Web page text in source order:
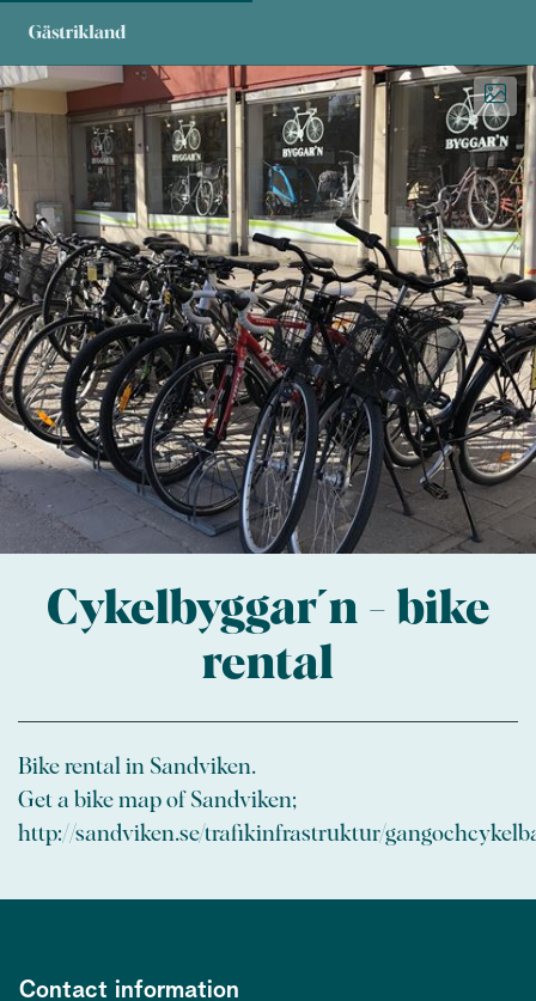
Cykelbyggar´n - bike
rental
Bike rental in Sandviken.
Get a bike map of Sandviken;
http://sandviken.se/trafikinfrastruktur/
Contact information